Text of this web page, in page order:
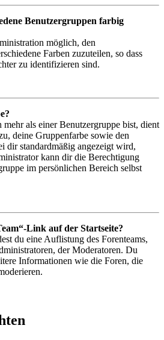
Benutzergruppen farbig
möglich, den
Farben zuzuteilen, so dass
zu identifizieren sind.
als einer Benutzergruppe bist, dient
deine Gruppenfarbe sowie den
dir standardmäßig angezeigt wird,
kann dir die Berechtigung
im persönlichen Bereich selbst
Link auf der Startseite?
du eine Auflistung des Forenteams,
der Moderatoren. Du
Informationen wie die Foren, die